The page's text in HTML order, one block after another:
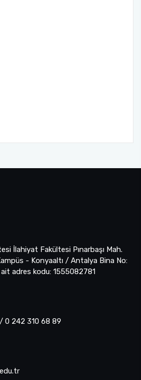
İlahiyat Fakültesi Pınarbaşı Mah.
- Konyaaltı / Antalya Bina No:
adres kodu: 1555082781
0 242 310 68 89